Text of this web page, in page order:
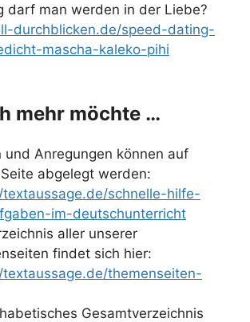
darf man werden in der Liebe?
durchblicken.de/speed-dating-
mascha-kaleko-pihi
mehr möchte …
und Anregungen können auf
abgelegt werden:
schnelle-hilfe-
im-deutschunterricht
aller unserer
findet sich hier:
themenseiten-
Gesamtverzeichnis